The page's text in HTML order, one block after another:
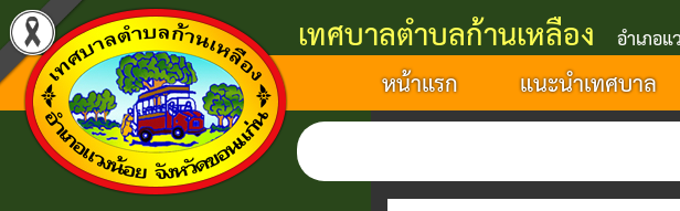
เทศบาลตำบลก้านเหลือง อำเภอ
หน้าแรก แนะนำเทศบาล
แนะนำ
เทศบาล
งาน
บริการ
โครงสร้าง
องค์กร
ศูนย์
ข้อมูล
ติดต่อ
ข้อมูล